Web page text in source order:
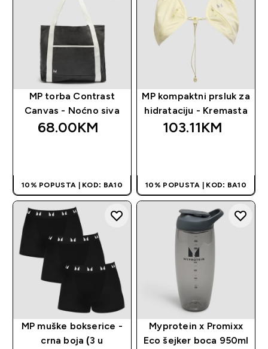
MP torba Contrast
Canvas - Noćno siva
68.00KM‎
10% POPUSTA | KOD: BA10
MP kompaktni prsluk za
hidrataciju - Kremasta
103.11KM‎
10% POPUSTA | KOD: BA10
MP muške bokserice -
crna boja (3 u
Myprotein x Promixx
Eco šejker boca 950ml